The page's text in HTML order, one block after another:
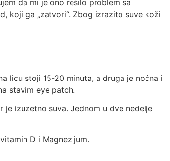
da mi je ono rešilo problem sa
koji ga „zatvori“. Zbog izrazito suve koži
licu stoji 15-20 minuta, a druga je noćna i
stavim eye patch.
je izuzetno suva. Jednom u dve nedelje
D i Magnezijum.